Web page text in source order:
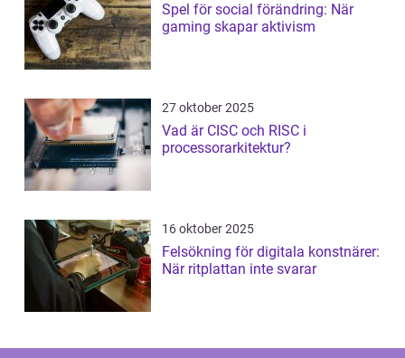
Spel för social förändring: När
gaming skapar aktivism
27 oktober 2025
Vad är CISC och RISC i
processorarkitektur?
16 oktober 2025
Felsökning för digitala konstnärer:
När ritplattan inte svarar